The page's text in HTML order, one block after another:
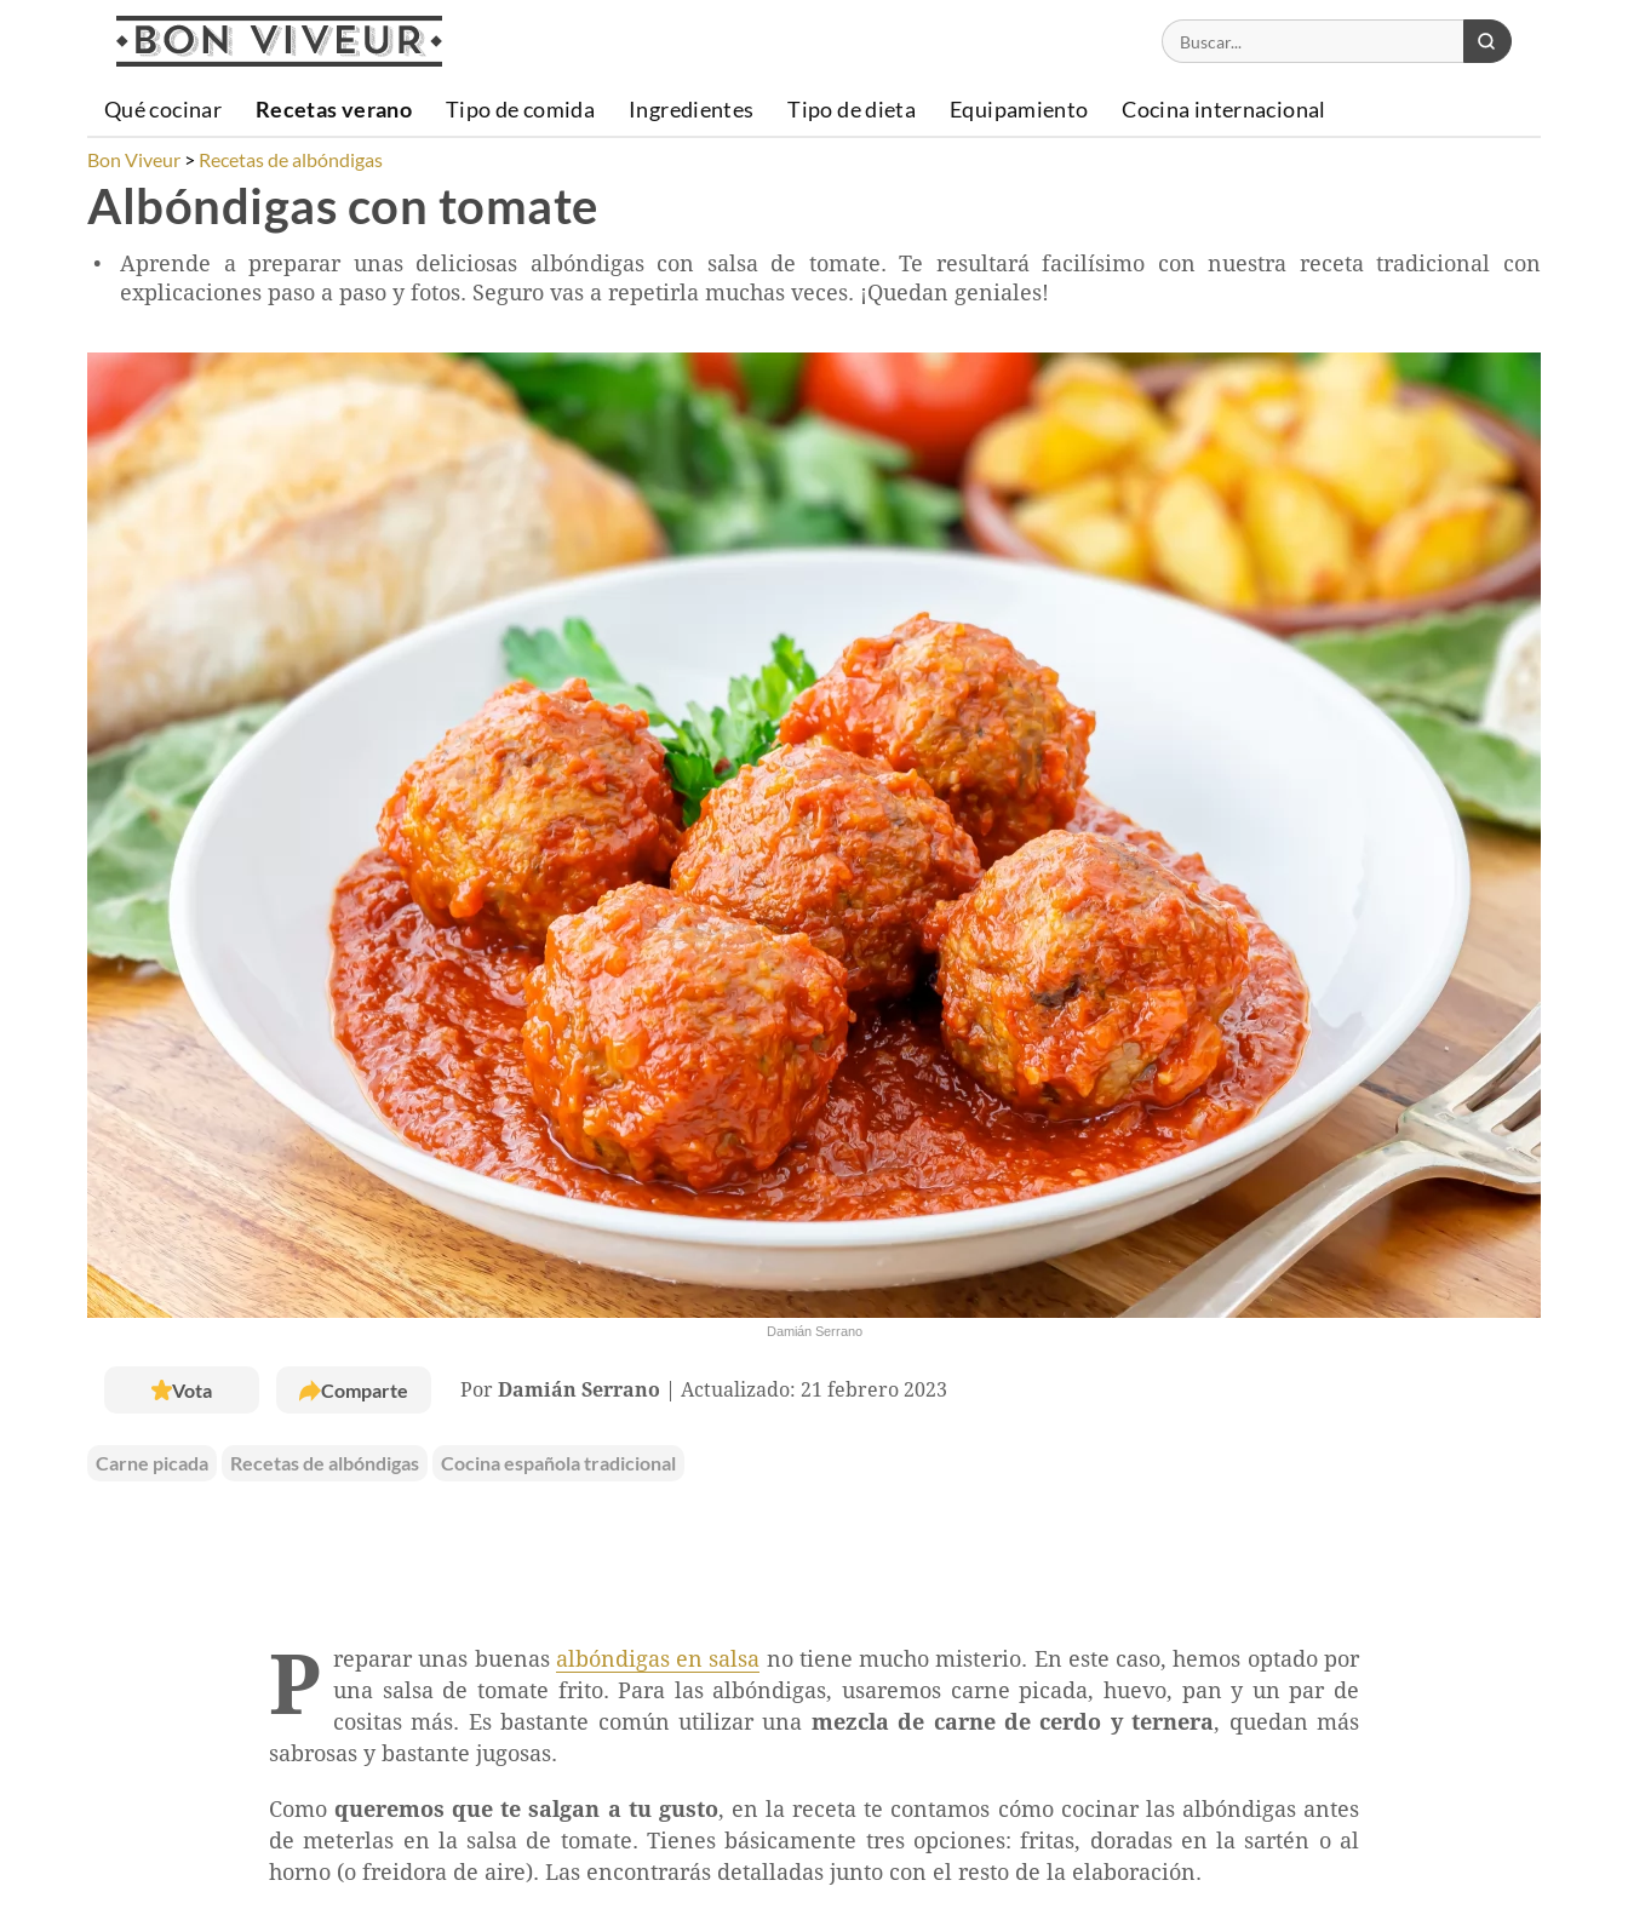
Qué cocinar Recetas verano Tipo de comida Ingredientes Tipo de dieta Equipamiento Cocina internacional
Bon Viveur Recetas de albóndigas
Albóndigas con tomate
Damián Serrano
Aprende a preparar unas deliciosas albóndigas con salsa de tomate. Te resultará facilísimo con nuestra receta tradicional con
explicaciones paso a paso y fotos. Seguro vas a repetirla muchas veces. ¡Quedan geniales!
Vota Comparte Por Damián Serrano Actualizado: 21 febrero 2023
Carne picada Recetas de albóndigas Cocina española tradicional
P reparar unas buenas albóndigas en salsa no tiene mucho misterio. En este caso, hemos optado por
una salsa de tomate frito. Para las albóndigas, usaremos carne picada, huevo, pan y un par de
cositas más. Es bastante común utilizar una mezcla de carne de cerdo y ternera, quedan más
sabrosas y bastante jugosas.
Comoqueremos que te salgan a tu gusto, en la receta te contamos cómo cocinar las albóndigas antes
de meterlas en la salsa de tomate. Tienes básicamente tres opciones: fritas, doradas en la sartén o al
horno (o freidora de aire). Las encontrarás detalladas junto con el resto de la elaboración.